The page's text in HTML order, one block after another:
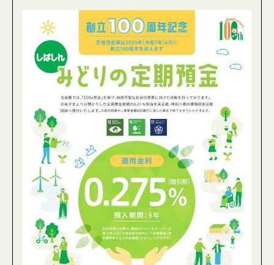
緑の募金について
緑の募金に協力するには
緑の募金の活用
事業紹介
募金を活用した森づくり
資材のお申し込み
緑の募金グッズのご注文
ピックアップコンテンツ
お知らせ
イベント情報
What’s New